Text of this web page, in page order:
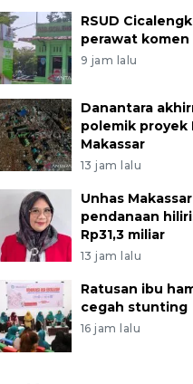
RSUD
perawat
9 jam lalu
Danantara
polemik proyek
Makassar
13 jam lalu
Unhas
pendanaan
Rp31,3 miliar
13 jam lalu
Ratusan ibu
cegah stunting
16 jam lalu